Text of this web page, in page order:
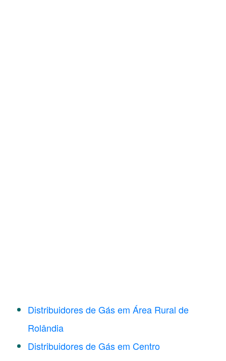
Distribuidores de Gás em Área Rural de
Rolândia
Distribuidores de Gás em Centro